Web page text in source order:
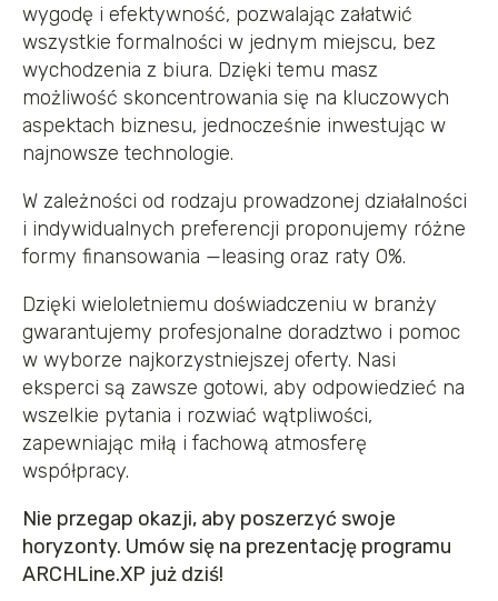
wygodę i efektywność, pozwalając załatwić
wszystkie formalności w jednym miejscu, bez
wychodzenia z biura. Dzięki temu masz
możliwość skoncentrowania się na kluczowych
aspektach biznesu, jednocześnie inwestując w
najnowsze technologie.
W zależności od rodzaju prowadzonej działalności
i indywidualnych preferencji proponujemy różne
formy finansowania —leasing oraz raty 0%.
Dzięki wieloletniemu doświadczeniu w branży
gwarantujemy profesjonalne doradztwo i pomoc
w wyborze najkorzystniejszej oferty. Nasi
eksperci są zawsze gotowi, aby odpowiedzieć na
wszelkie pytania i rozwiać wątpliwości,
zapewniając miłą i fachową atmosferę
współpracy.
Nie przegap okazji, aby poszerzyć swoje
horyzonty. Umów się na prezentację programu
ARCHLine.XP już dziś!